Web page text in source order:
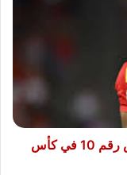
منتخب إسبانيا ينهي الجدل حول القميص رقم 10 في كأس